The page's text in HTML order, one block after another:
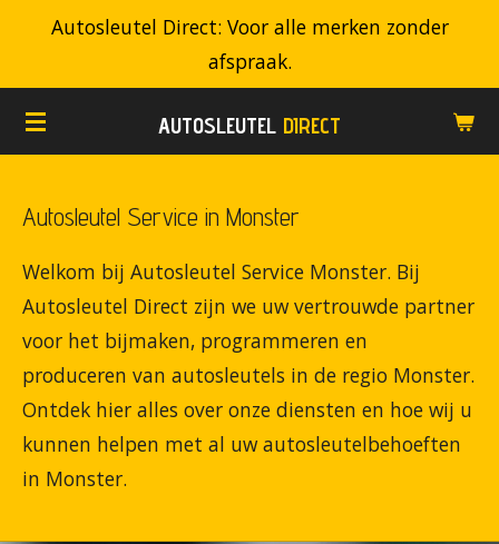
de
AUTOSLEUTEL DIRECT
Autosleutel Direct: Voor alle merken zonder
afspraak.
Autosleutel Service in Monster
Welkom bij Autosleutel Service Monster. Bij
Autosleutel Direct zijn we uw vertrouwde partner
voor het bijmaken, programmeren en
produceren van autosleutels in de regio Monster.
Ontdek hier alles over onze diensten en hoe wij u
kunnen helpen met al uw autosleutelbehoeften
in Monster.